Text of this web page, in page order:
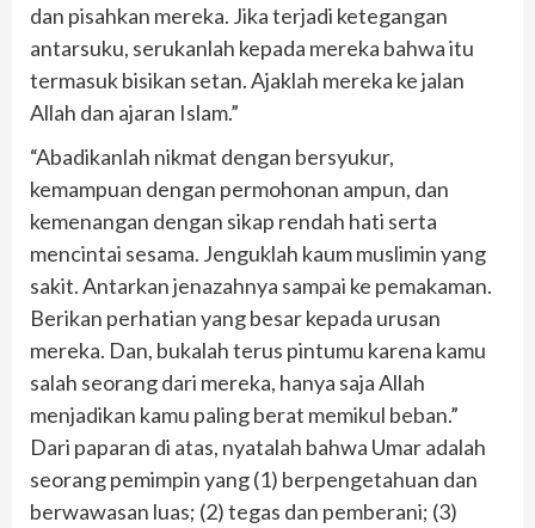
dan pisahkan mereka. Jika terjadi ketegangan
antarsuku, serukanlah kepada mereka bahwa itu
termasuk bisikan setan. Ajaklah mereka ke jalan
Allah dan ajaran Islam.”
“Abadikanlah nikmat dengan bersyukur,
kemampuan dengan permohonan ampun, dan
kemenangan dengan sikap rendah hati serta
mencintai sesama. Jenguklah kaum muslimin yang
sakit. Antarkan jenazahnya sampai ke pemakaman.
Berikan perhatian yang besar kepada urusan
mereka. Dan, bukalah terus pintumu karena kamu
salah seorang dari mereka, hanya saja Allah
menjadikan kamu paling berat memikul beban.”
Dari paparan di atas, nyatalah bahwa Umar adalah
seorang pemimpin yang (1) berpengetahuan dan
berwawasan luas; (2) tegas dan pemberani; (3)